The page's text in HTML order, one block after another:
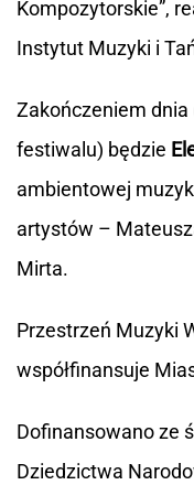
Kompozytorskie”,
Instytut Muzyki i
Zakończeniem dnia
festiwalu) będzie
ambientowej
artystów –
Mirta.
Przestrzeń Muzyki
współfinansuje
Dofinansowano ze
Dziedzictwa